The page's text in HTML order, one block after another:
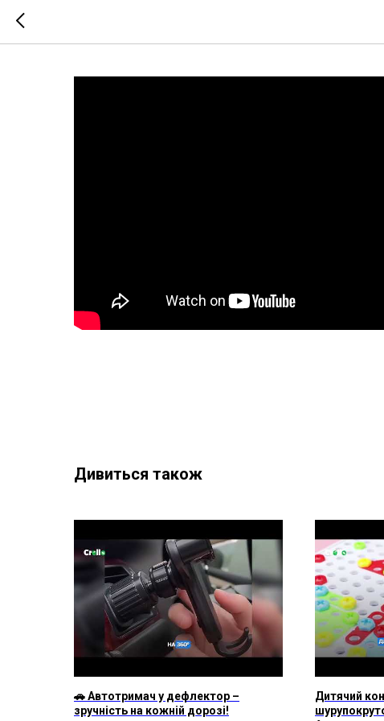
Дивиться також
🚗 Автотримач у дефлектор –
зручність на кожній дорозі!
Дитячий